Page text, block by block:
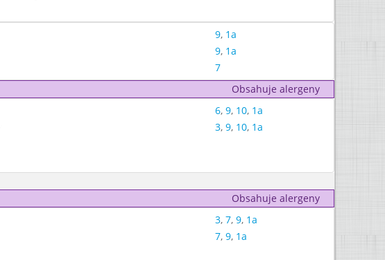
9, 1a
9, 1a
7
Obsahuje alergeny
6, 9, 10, 1a
3, 9, 10, 1a
Obsahuje alergeny
3, 7, 9, 1a
7, 9, 1a